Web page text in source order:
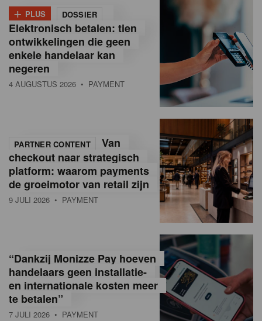
+ PLUS DOSSIER
Elektronisch betalen: tien
ontwikkelingen die geen
enkele handelaar kan
negeren
4 AUGUSTUS 2026 • PAYMENT
PARTNER CONTENT
Van
checkout naar strategisch
platform: waarom payments
de groeimotor van retail zijn
9 JULI 2026 • PAYMENT
“Dankzij Monizze Pay hoeven
handelaars geen installatie-
en internationale kosten meer
te betalen”
7 JULI 2026 • PAYMENT